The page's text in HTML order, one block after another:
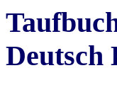
Deutsch